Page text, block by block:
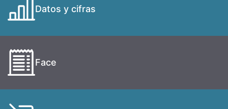
Datos y cifras
Face